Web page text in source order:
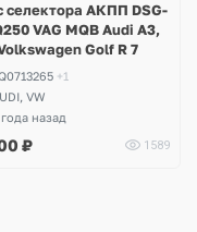
селектора АКПП DSG-
VAG MQB Audi A3,
Golf R 7
+1
VW
назад
₽ 1589